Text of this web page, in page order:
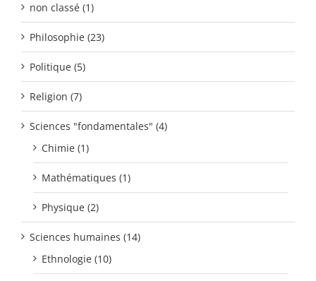
non classé (1)
Philosophie (23)
Politique (5)
Religion (7)
Sciences "fondamentales" (4)
Chimie (1)
Mathématiques (1)
Physique (2)
Sciences humaines (14)
Ethnologie (10)